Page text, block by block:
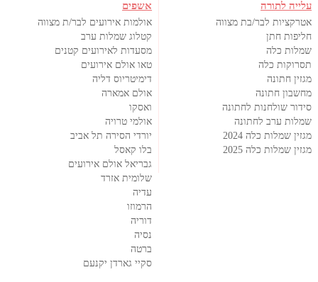
עלייה לתורה
אטרקציות לבר/בת מצווה
חליפות חתן
שמלות כלה
תסרוקות כלה
מגזין חתונה
מחשבון חתונה
סידור שולחנות לחתונה
שמלות ערב לחתונה
מגזין שמלות כלה 2024
מגזין שמלות כלה 2025
אשפים
אולמות אירועים לבר/ת מצווה
קטלוג שמלות ערב
מסעדות לאירועים קטנים
טאו אולם אירועים
דימיטריוס דליה
אולם אמארה
ואסקו
אולמי טרויה
יורדי הסירה תל אביב
בלו קאסל
גבריאל אולם אירועים
שלומית אזרד
עדיה
הרמוזו
דוריה
נסיה
ברטה
סקיי גארדן יקנעם